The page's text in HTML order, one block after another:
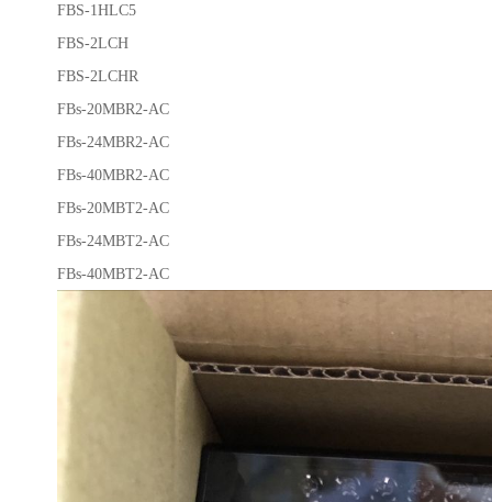
FBS-1HLC5
FBS-2LCH
FBS-2LCHR
FBs-20MBR2-AC
FBs-24MBR2-AC
FBs-40MBR2-AC
FBs-20MBT2-AC
FBs-24MBT2-AC
FBs-40MBT2-AC